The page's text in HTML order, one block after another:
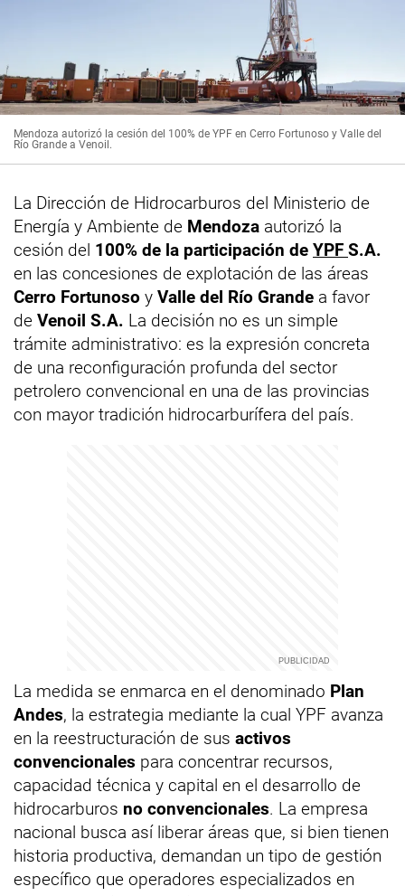
Mendoza autorizó la cesión del 100% de YPF en Cerro Fortunoso y Valle del
Río Grande a Venoil.
La Dirección de Hidrocarburos del Ministerio de
Energía y Ambiente de Mendoza autorizó la
cesión del 100% de la participación de YPF S.A.
en las concesiones de explotación de las áreas
Cerro Fortunoso y Valle del Río Grande a favor
de Venoil S.A. La decisión no es un simple
trámite administrativo: es la expresión concreta
de una reconfiguración profunda del sector
petrolero convencional en una de las provincias
con mayor tradición hidrocarburífera del país.
La medida se enmarca en el denominado Plan
Andes, la estrategia mediante la cual YPF avanza
en la reestructuración de sus activos
convencionales para concentrar recursos,
capacidad técnica y capital en el desarrollo de
hidrocarburos no convencionales. La empresa
nacional busca así liberar áreas que, si bien tienen
historia productiva, demandan un tipo de gestión
específico que operadores especializados en